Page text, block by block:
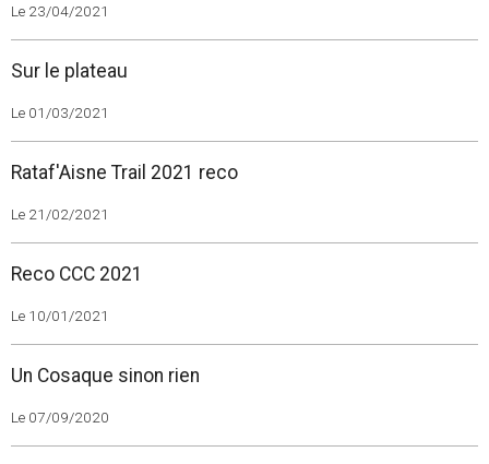
Le 23/04/2021
Sur le plateau
Le 01/03/2021
Rataf'Aisne Trail 2021 reco
Le 21/02/2021
Reco CCC 2021
Le 10/01/2021
Un Cosaque sinon rien
Le 07/09/2020